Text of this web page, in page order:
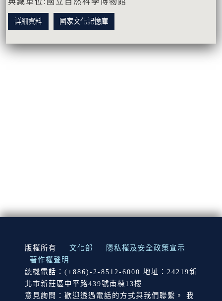
詳細資料 國家文化記憶庫
:::
版權所有 文化部
隱私權及安全政策宣示
著作權聲明
總機電話：(+886)-2-8512-6000 地址：24219新
北市新莊區中平路439號南棟13樓
意見詢問：歡迎透過電話的方式與我們聯繫。 我